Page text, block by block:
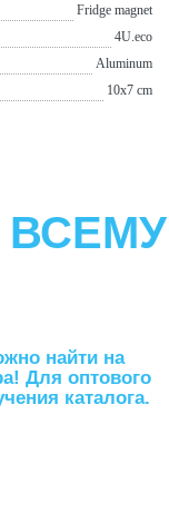
Fridge magnet
4U.eco
Aluminum
10x7 cm
найти на
Для оптового
каталога.